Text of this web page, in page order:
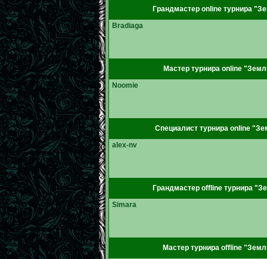
Грандмастер online турнира
Bradiaga
Мастер турнира online
Noomie
Специалист турнира online
alex-nv
Грандмастер offline турнира
Simara
Мастер турнира offline